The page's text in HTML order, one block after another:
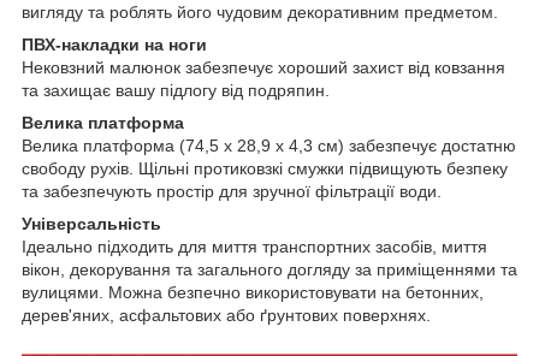
вигляду та роблять його чудовим декоративним предметом.
ПВХ-накладки на ноги
Нековзний малюнок забезпечує хороший захист від ковзання
та захищає вашу підлогу від подряпин.
Велика платформа
Велика платформа (74,5 x 28,9 x 4,3 см) забезпечує достатню
свободу рухів. Щільні протиковзкі смужки підвищують безпеку
та забезпечують простір для зручної фільтрації води.
Універсальність
Ідеально підходить для миття транспортних засобів, миття
вікон, декорування та загального догляду за приміщеннями та
вулицями. Можна безпечно використовувати на бетонних,
дерев'яних, асфальтових або ґрунтових поверхнях.